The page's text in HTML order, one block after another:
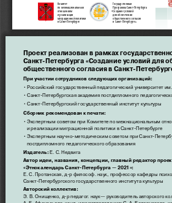
Государственная
Программа Санкт-Петербурга
«Создание условий
для обеспечения
общественного согласия
в Санкт-Петербурге»
Комитет
по межнациональным
отношениям
и реализации
миграционной политики
в Санкт-Петербурге
Проект реализован в рамках
Санкт-Петербурга «Создание условий для
общественного согласия в Санкт-
При участии сотрудников следующих организаций:
•   Российский государственный педагогический университет
•   Санкт-Петербургская академия постдипломного
•   Санкт-Петербургский государственный институт культуры
Сборник рекомендован к печати:
•   Экспертным советом при Комитете по межнациональным
   и реализации миграционной политики в Санкт-Петербурге
•   Экспертным научно-методическим советом при Санкт-
   постдипломного педагогического образования
Издатель: Е. С. Недвига
Автор идеи, названия, концепции, главный редактор
«Этнокалендарь Санкт-Петербурга — 2021»:
Е. С. Протанская, д-р философ. наук, профессор кафедры
Санкт-Петербургского государственного института культуры
Авторский коллектив:
Э. В. Онищенко, д-р педагог. наук— руководитель авторского